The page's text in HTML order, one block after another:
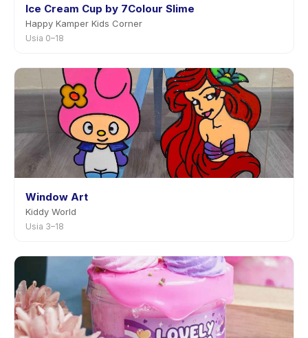
Ice Cream Cup by 7Colour Slime
Happy Kamper Kids Corner
Usia 0–18
Window Art
Kiddy World
Usia 3–18